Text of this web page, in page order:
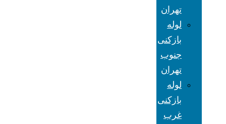
تهران
لوله
بازکنی
جنوب
تهران
لوله
بازکنی
غرب